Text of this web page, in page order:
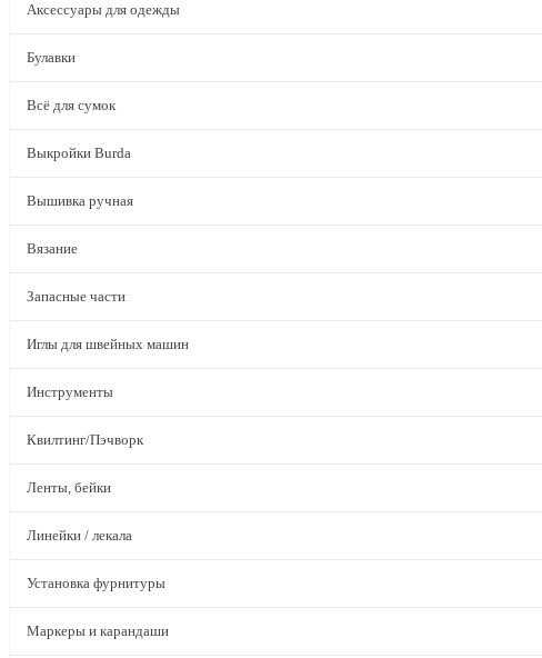
Аксессуары для одежды
Булавки
Всё для сумок
Выкройки Burda
Вышивка ручная
Вязание
Запасные части
Иглы для швейных машин
Инструменты
Квилтинг/Пэчворк
Ленты, бейки
Линейки / лекала
Установка фурнитуры
Маркеры и карандаши